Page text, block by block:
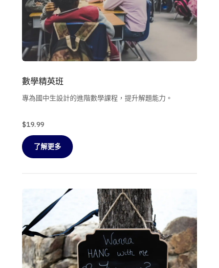
數學精英班
專為國中生設計的進階數學課程，提升解題能力。
$19.99
了解更多